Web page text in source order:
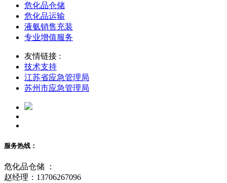
危化品仓储
危化品运输
液氨销售充装
专业增值服务
友情链接 :
技术支持
江苏省应急管理局
苏州市应急管理局
服务热线：
危化品仓储 ：
赵经理：13706267096